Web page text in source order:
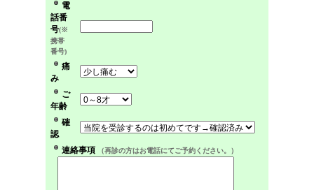
電
話番
号(※
携帯
番号)
痛
み
ご
年齢
確
認
連絡事項
（再診の方はお電話にてご予約ください。）